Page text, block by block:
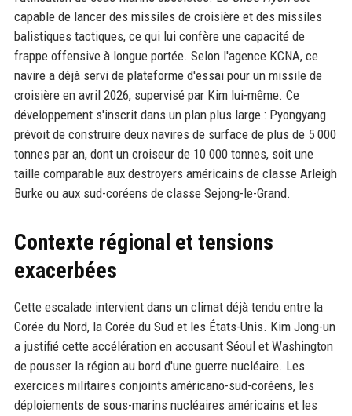
capable de lancer des missiles de croisière et des missiles
balistiques tactiques, ce qui lui confère une capacité de
frappe offensive à longue portée. Selon l'agence KCNA, ce
navire a déjà servi de plateforme d'essai pour un missile de
croisière en avril 2026, supervisé par Kim lui-même. Ce
développement s'inscrit dans un plan plus large : Pyongyang
prévoit de construire deux navires de surface de plus de 5 000
tonnes par an, dont un croiseur de 10 000 tonnes, soit une
taille comparable aux destroyers américains de classe Arleigh
Burke ou aux sud-coréens de classe Sejong-le-Grand.
Contexte régional et tensions
exacerbées
Cette escalade intervient dans un climat déjà tendu entre la
Corée du Nord, la Corée du Sud et les États-Unis. Kim Jong-un
a justifié cette accélération en accusant Séoul et Washington
de pousser la région au bord d'une guerre nucléaire. Les
exercices militaires conjoints américano-sud-coréens, les
déploiements de sous-marins nucléaires américains et les